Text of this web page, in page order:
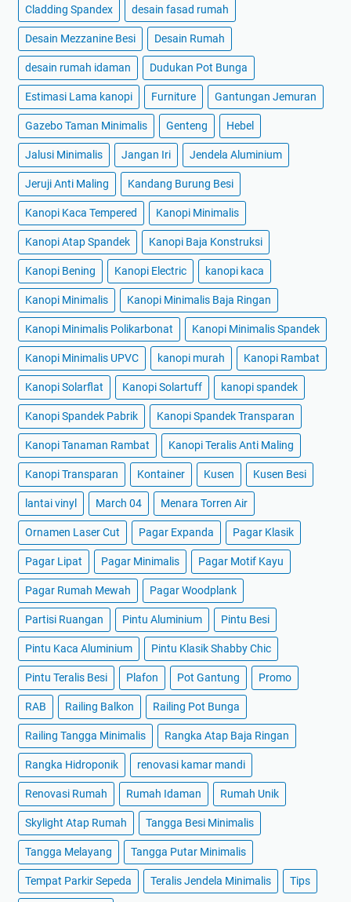
Cladding Spandex desain fasad rumah
Desain Mezzanine Besi Desain Rumah
desain rumah idaman Dudukan Pot Bunga
Estimasi Lama kanopi Furniture Gantungan Jemuran
Gazebo Taman Minimalis Genteng Hebel
Jalusi Minimalis Jangan Iri Jendela Aluminium
Jeruji Anti Maling Kandang Burung Besi
Kanopi Kaca Tempered Kanopi Minimalis
Kanopi Atap Spandek Kanopi Baja Konstruksi
Kanopi Bening Kanopi Electric kanopi kaca
Kanopi Minimalis Kanopi Minimalis Baja Ringan
Kanopi Minimalis Polikarbonat Kanopi Minimalis Spandek
Kanopi Minimalis UPVC kanopi murah Kanopi Rambat
Kanopi Solarflat Kanopi Solartuff kanopi spandek
Kanopi Spandek Pabrik Kanopi Spandek Transparan
Kanopi Tanaman Rambat Kanopi Teralis Anti Maling
Kanopi Transparan Kontainer Kusen Kusen Besi
lantai vinyl March 04 Menara Torren Air
Ornamen Laser Cut Pagar Expanda Pagar Klasik
Pagar Lipat Pagar Minimalis Pagar Motif Kayu
Pagar Rumah Mewah Pagar Woodplank
Partisi Ruangan Pintu Aluminium Pintu Besi
Pintu Kaca Aluminium Pintu Klasik Shabby Chic
Pintu Teralis Besi Plafon Pot Gantung Promo
RAB Railing Balkon Railing Pot Bunga
Railing Tangga Minimalis Rangka Atap Baja Ringan
Rangka Hidroponik renovasi kamar mandi
Renovasi Rumah Rumah Idaman Rumah Unik
Skylight Atap Rumah Tangga Besi Minimalis
Tangga Melayang Tangga Putar Minimalis
Tempat Parkir Sepeda Teralis Jendela Minimalis Tips